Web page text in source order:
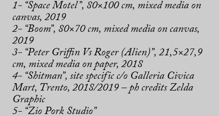
1- “Space Motel”, 80×100 cm, mixed media on
canvas, 2019
2- “Boom”, 80×70 cm, mixed media on canvas,
2019
3- “Peter Griffin Vs Roger (Alien)”, 21,5×27,9
cm, mixed media on paper, 2018
4- “Shitman”, site specific c/o Galleria Civica
Mart, Trento, 2018/2019 – ph credits Zelda
Graphic
5- “Zio Pork Studio”